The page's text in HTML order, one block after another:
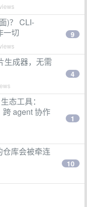
)？ CLI-
一切
9
生成器，无需
4
态工具：
agent 协作
1
库会被牵连
10